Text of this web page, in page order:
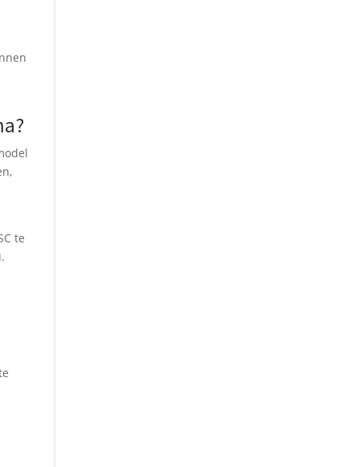
te